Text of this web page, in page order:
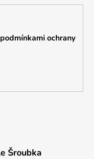
podmínkami ochrany
Šroubka